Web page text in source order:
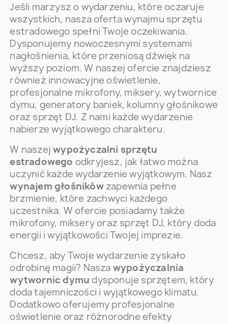
Jeśli marzysz o wydarzeniu, które oczaruje
wszystkich, nasza oferta wynajmu sprzętu
estradowego spełni Twoje oczekiwania.
Dysponujemy nowoczesnymi systemami
nagłośnienia, które przeniosą dźwięk na
wyższy poziom. W naszej ofercie znajdziesz
również innowacyjne oświetlenie,
profesjonalne mikrofony, miksery, wytwornice
dymu, generatory baniek, kolumny głośnikowe
oraz sprzęt DJ. Z nami każde wydarzenie
nabierze wyjątkowego charakteru.
W naszejwypożyczalni sprzętu
estradowego odkryjesz, jak łatwo można
uczynić każde wydarzenie wyjątkowym. Nasz
wynajem głośnikówzapewnia pełne
brzmienie, które zachwyci każdego
uczestnika. W ofercie posiadamy także
mikrofony, miksery oraz sprzęt DJ, który doda
energii i wyjątkowości Twojej imprezie.
Chcesz, aby Twoje wydarzenie zyskało
odrobinę magii? Nasza wypożyczalnia
wytwornic dymu dysponuje sprzętem, który
doda tajemniczości i wyjątkowego klimatu.
Dodatkowo oferujemy profesjonalne
oświetlenie oraz różnorodne efekty